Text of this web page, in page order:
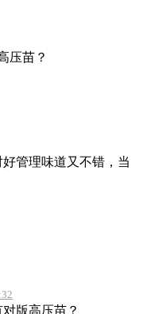
压苗？
管理味道又不错，当
版高压苗？